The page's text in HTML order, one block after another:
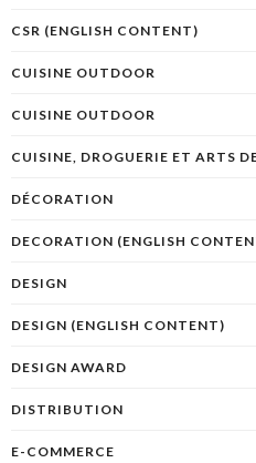
CSR (ENGLISH CONTENT)
CUISINE OUTDOOR
CUISINE OUTDOOR
CUISINE, DROGUERIE ET ARTS
DÉCORATION
DECORATION (ENGLISH
DESIGN
DESIGN (ENGLISH CONTENT)
DESIGN AWARD
DISTRIBUTION
E-COMMERCE